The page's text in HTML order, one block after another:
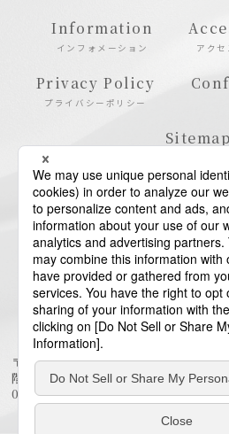
Information
インフォメーション アクセ
Privacy Policy
プライバシーポリシー
Sitemap
〒106-6123 東京都港区六本木6-
階
03-6438-5511（代表） / 03-6438-